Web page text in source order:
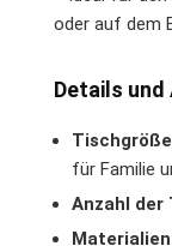
oder auf dem
Details
für Familie
Anzahl der